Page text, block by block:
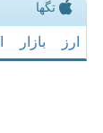
تگها
ارز بازار